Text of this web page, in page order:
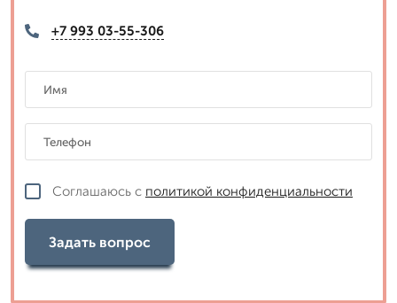
+7 993 03-55-306
Соглашаюсь с политикой конфиденциальности
Задать вопрос